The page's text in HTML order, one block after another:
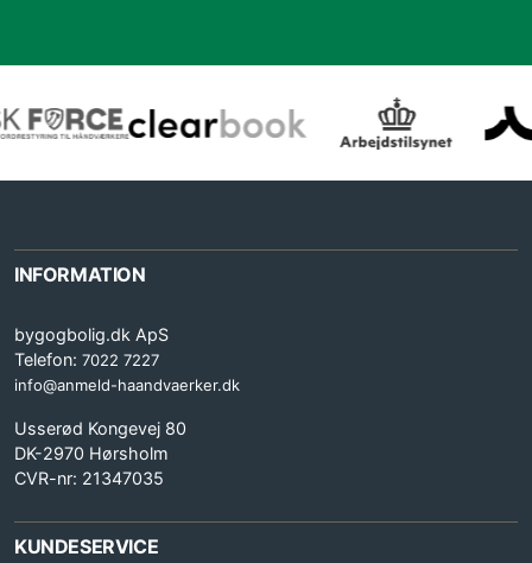
INFORMATION
bygogbolig.dk ApS
Telefon: 7022 7227
info@anmeld-haandvaerker.dk
Usserød Kongevej 80
DK-2970 Hørsholm
CVR-nr: 21347035
KUNDESERVICE